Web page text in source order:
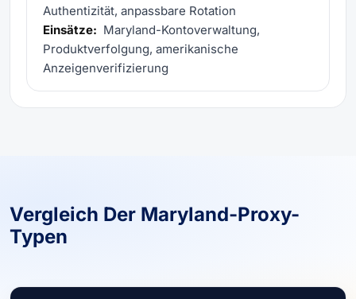
Authentizität, anpassbare Rotation
Einsätze: Maryland-Kontoverwaltung,
Produktverfolgung, amerikanische
Anzeigenverifizierung
Vergleich Der Maryland-Proxy-
Typen